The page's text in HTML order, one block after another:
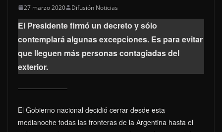
27 marzo 2020 Difusión Noticias
El Presidente firmó un decreto y sólo
contemplará algunas excepciones. Es para evitar
que lleguen más personas contagiadas del
exterior.
El Gobierno nacional decidió cerrar desde esta
medianoche todas las fronteras de la Argentina hasta el